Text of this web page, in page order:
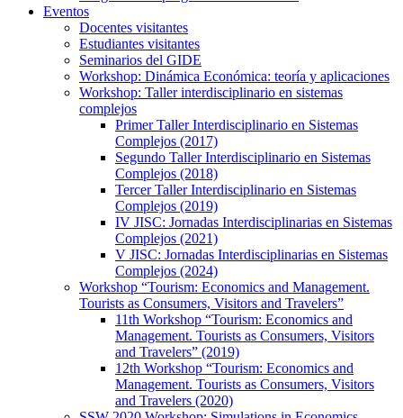
Eventos
Docentes visitantes
Estudiantes visitantes
Seminarios del GIDE
Workshop: Dinámica Económica: teoría y aplicaciones
Workshop: Taller interdisciplinario en sistemas
complejos
Primer Taller Interdisciplinario en Sistemas
Complejos (2017)
Segundo Taller Interdisciplinario en Sistemas
Complejos (2018)
Tercer Taller Interdisciplinario en Sistemas
Complejos (2019)
IV JISC: Jornadas Interdisciplinarias en Sistemas
Complejos (2021)
V JISC: Jornadas Interdisciplinarias en Sistemas
Complejos (2024)
Workshop “Tourism: Economics and Management.
Tourists as Consumers, Visitors and Travelers”
11th Workshop “Tourism: Economics and
Management. Tourists as Consumers, Visitors
and Travelers” (2019)
12th Workshop “Tourism: Economics and
Management. Tourists as Consumers, Visitors
and Travelers (2020)